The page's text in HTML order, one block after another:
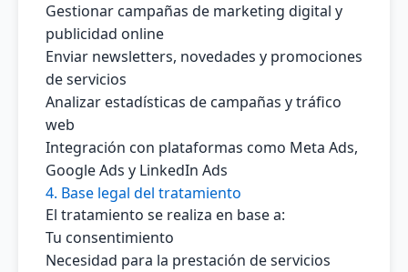
Gestionar campañas de marketing digital y
publicidad online
Enviar newsletters, novedades y promociones
de servicios
Analizar estadísticas de campañas y tráfico
web
Integración con plataformas como Meta Ads,
Google Ads y LinkedIn Ads
4. Base legal del tratamiento
El tratamiento se realiza en base a:
Tu consentimiento
Necesidad para la prestación de servicios